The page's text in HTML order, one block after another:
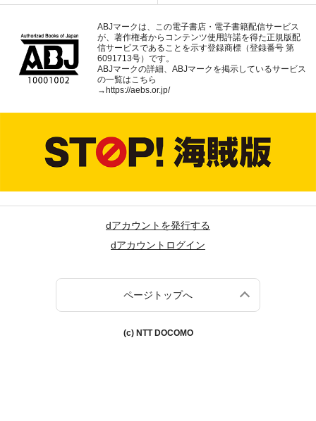
ABJマークは、この電子書店・電子書籍配信サービス
が、著作権者からコンテンツ使用許諾を得た正規版配
信サービスであることを示す登録商標（登録番号 第
6091713号）です。
ABJマークの詳細、ABJマークを掲示しているサービス
の一覧はこちら
→https://aebs.or.jp/
dアカウントを発行する
dアカウントログイン
ページトップへ
(c) NTT DOCOMO